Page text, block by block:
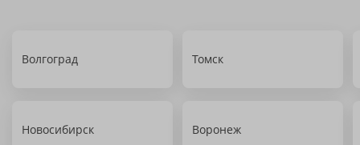
Волгоград Томск
Новосибирск Воронеж